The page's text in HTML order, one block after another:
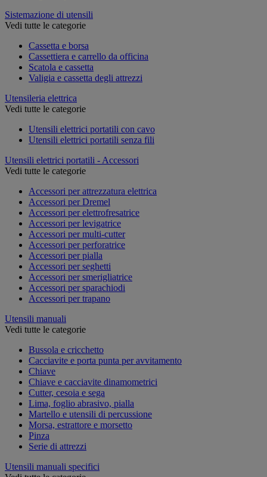
Sistemazione di utensili
Vedi tutte le categorie
Cassetta e borsa
Cassettiera e carrello da officina
Scatola e cassetta
Valigia e cassetta degli attrezzi
Utensileria elettrica
Vedi tutte le categorie
Utensili elettrici portatili con cavo
Utensili elettrici portatili senza fili
Utensili elettrici portatili - Accessori
Vedi tutte le categorie
Accessori per attrezzatura elettrica
Accessori per Dremel
Accessori per elettrofresatrice
Accessori per levigatrice
Accessori per multi-cutter
Accessori per perforatrice
Accessori per pialla
Accessori per seghetti
Accessori per smerigliatrice
Accessori per sparachiodi
Accessori per trapano
Utensili manuali
Vedi tutte le categorie
Bussola e cricchetto
Cacciavite e porta punta per avvitamento
Chiave
Chiave e cacciavite dinamometrici
Cutter, cesoia e sega
Lima, foglio abrasivo, pialla
Martello e utensili di percussione
Morsa, estrattore e morsetto
Pinza
Serie di attrezzi
Utensili manuali specifici